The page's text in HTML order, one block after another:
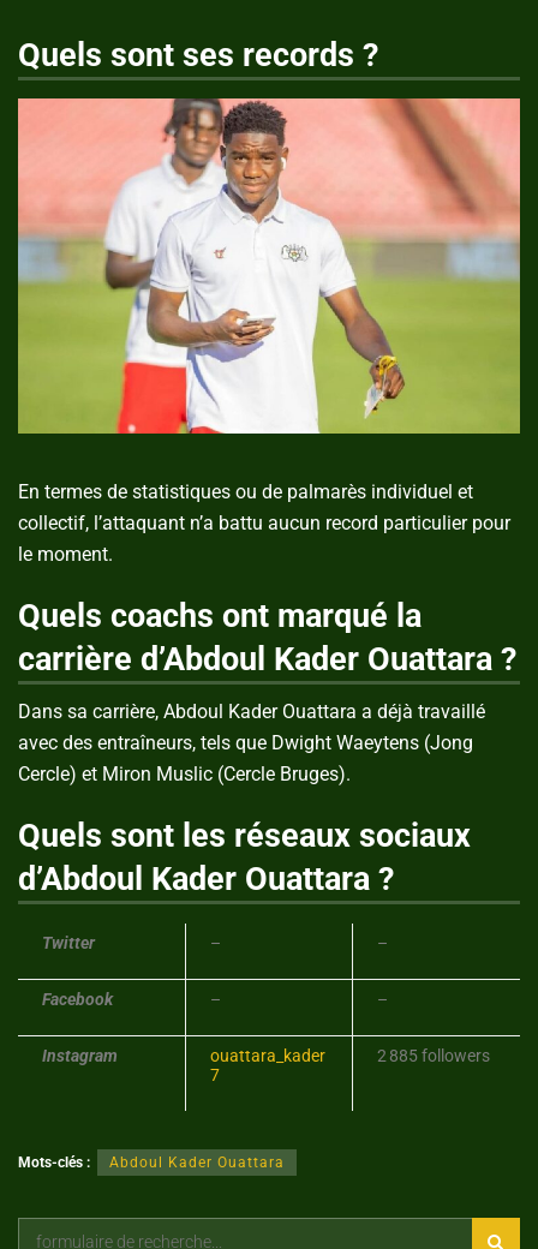
Quels sont ses records ?
En termes de statistiques ou de palmarès individuel et
collectif, l’attaquant n’a battu aucun record particulier pour
le moment.
Quels coachs ont marqué la
carrière d’Abdoul Kader Ouattara ?
Dans sa carrière, Abdoul Kader Ouattara a déjà travaillé
avec des entraîneurs, tels que Dwight Waeytens (Jong
Cercle) et Miron Muslic (Cercle Bruges).
Quels sont les réseaux sociaux
d’Abdoul Kader Ouattara ?
Twitter – –
Facebook – –
Instagram
ouattara_kader
7
2 885 followers
Mots-clés : Abdoul Kader Ouattara